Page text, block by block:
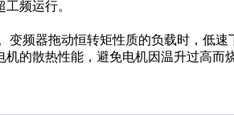
频运行。
变频器拖动恒转矩性质的负载时，低
的散热性能，避免电机因温升过高而